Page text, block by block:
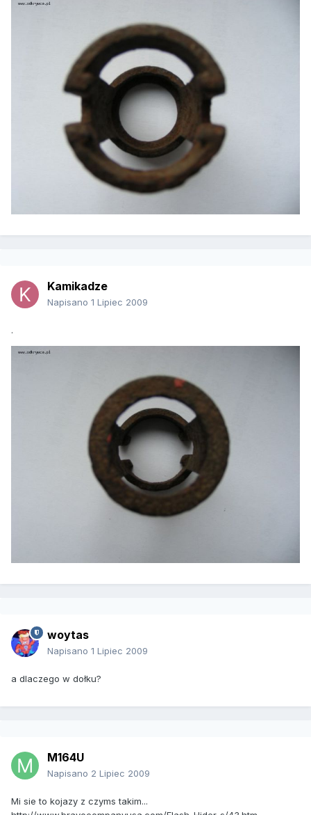
Kamikadze
Napisano 1 Lipiec 2009
.
woytas
Napisano 1 Lipiec 2009
a dlaczego w dołku?
M164U
Napisano 2 Lipiec 2009
Mi sie to kojazy z czyms takim...